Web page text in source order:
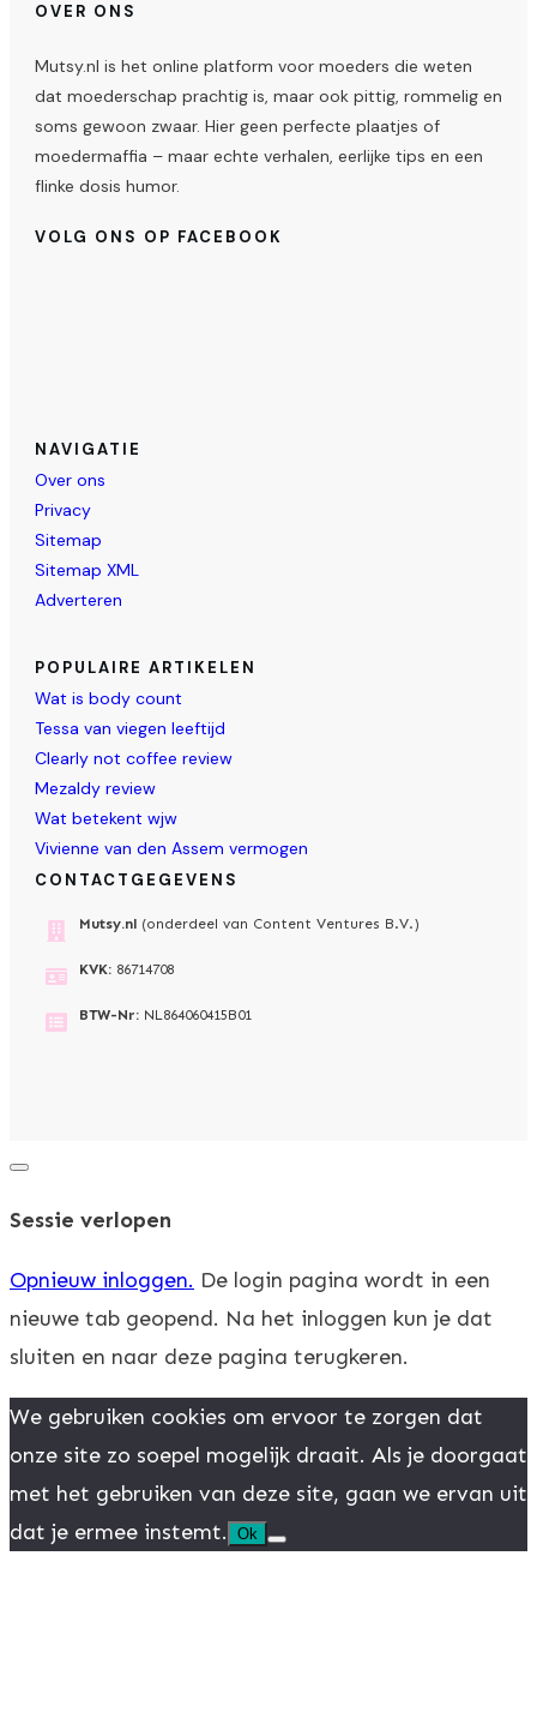
OVER ONS
Mutsy.nl is het online platform voor moeders die weten
dat moederschap prachtig is, maar ook pittig, rommelig en
soms gewoon zwaar. Hier geen perfecte plaatjes of
moedermaffia – maar echte verhalen, eerlijke tips en een
flinke dosis humor.
VOLG ONS OP FACEBOOK
NAVIGATIE
Over ons
Privacy
Sitemap
Sitemap XML
Adverteren
POPULAIRE ARTIKELEN
Wat is body count
Tessa van viegen leeftijd
Clearly not coffee review
Mezaldy review
Wat betekent wjw
Vivienne van den Assem vermogen
CONTACTGEGEVENS
Mutsy.nl (onderdeel van Content Ventures B.V.)
KVK: 86714708
BTW-Nr: NL864060415B01
Dialoogvenster
Sessie verlopen
Opnieuw inloggen. De login pagina wordt in een
nieuwe tab geopend. Na het inloggen kun je dat
sluiten en naar deze pagina terugkeren.
We gebruiken cookies om ervoor te zorgen dat
onze site zo soepel mogelijk draait. Als je doorgaat
met het gebruiken van deze site, gaan we ervan uit
dat je ermee instemt.
Ok